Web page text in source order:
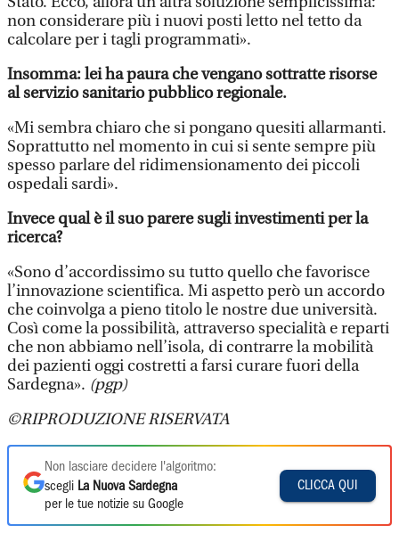
non considerare più i nuovi posti letto nel tetto da
calcolare per i tagli programmati».
Insomma: lei ha paura che vengano sottratte risorse
al servizio sanitario pubblico regionale.
«Mi sembra chiaro che si pongano quesiti allarmanti.
Soprattutto nel momento in cui si sente sempre più
spesso parlare del ridimensionamento dei piccoli
ospedali sardi».
Invece qual è il suo parere sugli investimenti per la
ricerca?
«Sono d’accordissimo su tutto quello che favorisce
l’innovazione scientifica. Mi aspetto però un accordo
che coinvolga a pieno titolo le nostre due università.
Così come la possibilità, attraverso specialità e reparti
che non abbiamo nell’isola, di contrarre la mobilità
dei pazienti oggi costretti a farsi curare fuori della
Sardegna». (pgp)
©RIPRODUZIONE RISERVATA
Non lasciare decidere l'algoritmo:
scegli La Nuova Sardegna
per le tue notizie su Google
CLICCA QUI